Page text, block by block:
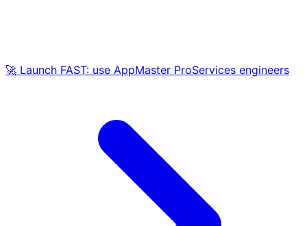
🚀 Launch FAST: use AppMaster ProServices engineers